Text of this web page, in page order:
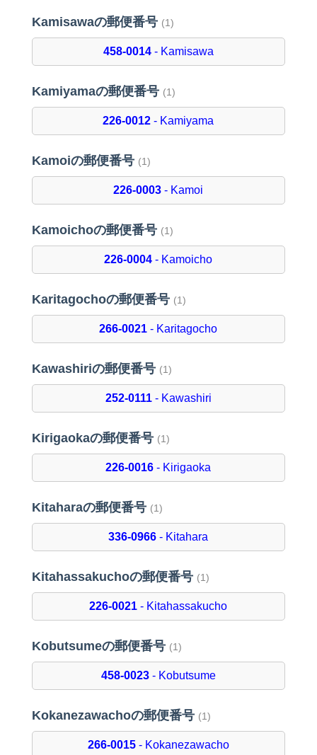
Kamisawaの郵便番号 (1)
458-0014- Kamisawa
Kamiyamaの郵便番号 (1)
226-0012 - Kamiyama
Kamoiの郵便番号 (1)
226-0003 - Kamoi
Kamoichoの郵便番号 (1)
226-0004 - Kamoicho
Karitagochoの郵便番号 (1)
266-0021 - Karitagocho
Kawashiriの郵便番号 (1)
252-0111- Kawashiri
Kirigaokaの郵便番号 (1)
226-0016 - Kirigaoka
Kitaharaの郵便番号 (1)
336-0966 - Kitahara
Kitahassakuchoの郵便番号 (1)
226-0021 - Kitahassakucho
Kobutsumeの郵便番号 (1)
458-0023- Kobutsume
Kokanezawachoの郵便番号 (1)
266-0015- Kokanezawacho